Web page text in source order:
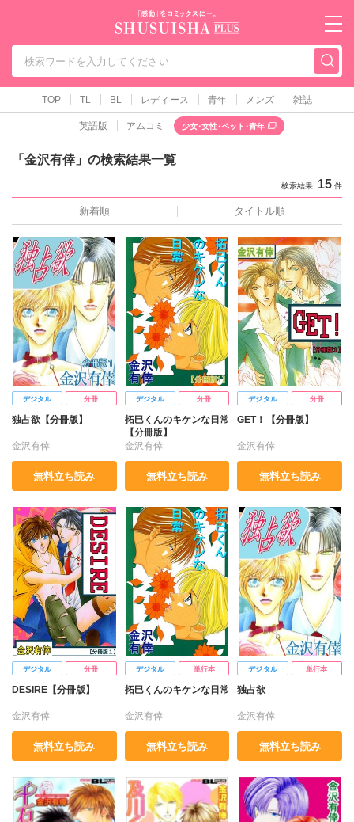
秋水社PLUS（テ
TOP TL BL レディース 青年 メンズ 雑誌
英語版 アムコミ 少女･女性･ペット･青年
「金沢有倖」の検索結果一覧
検索結果 15 件
新着順 タイトル順
デジタル 分冊
独占欲【分冊版】
金沢有倖
無料立ち読み
デジタル 分冊
拓巳くんのキケンな日常
【分冊版】
金沢有倖
無料立ち読み
デジタル 分冊
GET！【分冊版】
金沢有倖
無料立ち読み
デジタル 分冊
DESIRE【分冊版】
金沢有倖
無料立ち読み
デジタル 単行本
拓巳くんのキケンな日常
金沢有倖
無料立ち読み
デジタル 単行本
独占欲
金沢有倖
無料立ち読み